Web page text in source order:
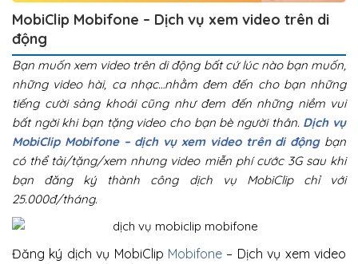
MobiClip Mobifone – Dịch vụ xem video trên di
động
Bạn muốn xem video trên di động bất cứ lúc nào bạn muốn,
những video hài, ca nhạc…nhằm đem đến cho bạn những
tiếng cười sảng khoái cũng như đem đến những niềm vui
bất ngời khi bạn tặng video cho bạn bè người thân. Dịch vụ
MobiClip Mobifone – dịch vụ xem video trên di độngbạn
có thể tải/tặng/xem nhưng video miễn phí cước 3G sau khi
bạn đăng ký thành công dịch vụ MobiClip chỉ với
25.000đ/tháng.
Đăng ký dịch vụ MobiClip Mobifone – Dịch vụ xem video